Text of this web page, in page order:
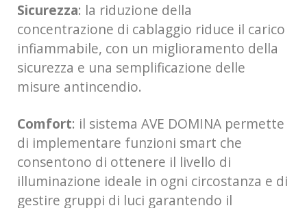
Sicurezza: la riduzione della
concentrazione di cablaggio riduce il carico
infiammabile, con un miglioramento della
sicurezza e una semplificazione delle
misure antincendio.
Comfort: il sistema AVE DOMINA permette
di implementare funzioni smart che
consentono di ottenere il livello di
illuminazione ideale in ogni circostanza e di
gestire gruppi di luci garantendo il